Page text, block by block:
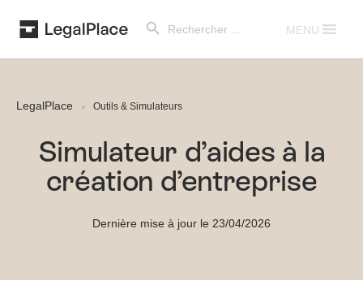
for:
MENU
LegalPlace Outils & Simulateurs
Simulateur d’aides à la
création d’entreprise
Dernière mise à jour le 23/04/2026